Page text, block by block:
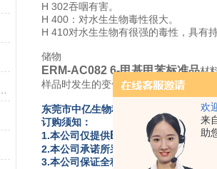
欢
来
助
H 302吞咽有害。
H 400：对水生生物毒性很大。
H 410对水生生物有很强的毒性，具有持
储物
ERM-AC082 6-甲基甲苯标准品材
样品时发生的变化负责。
东莞市中亿生物科技有限公司是 ERM
订购须知：
1.本公司仅提供ERM
标准品代理采购
2.本公司承诺所采购产品来自ERM
3.本公司保证全程采用要求的运输条件